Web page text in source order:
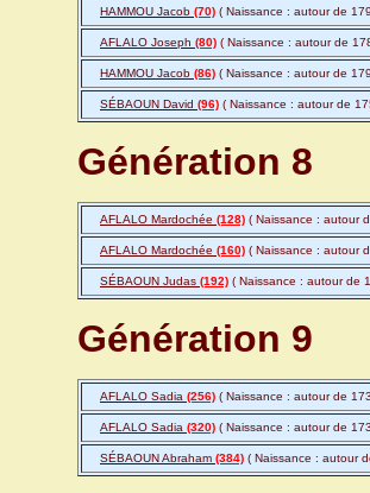
HAMMOU Jacob (70) ( Naissance : autour de
AFLALO Joseph (80) ( Naissance : autour de
HAMMOU Jacob (86) ( Naissance : autour de
SÉBAOUN David (96) ( Naissance : autour de
Génération 8
AFLALO Mardochée (128) ( Naissance : autour
AFLALO Mardochée (160) ( Naissance : autour
SÉBAOUN Judas (192) ( Naissance : autour de
Génération 9
AFLALO Sadia (256) ( Naissance : autour de
AFLALO Sadia (320) ( Naissance : autour de
SÉBAOUN Abraham (384) ( Naissance : autour